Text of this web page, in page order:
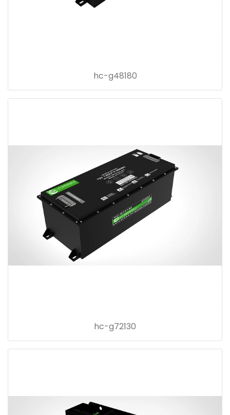
hc-g48180
hc-g72130